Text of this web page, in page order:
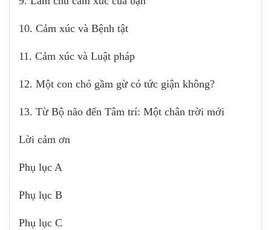
10. Cảm xúc và Bệnh tật
11. Cảm xúc và Luật pháp
12. Một con chó gầm gừ có tức giận không?
13. Từ Bộ não đến Tâm trí: Một chân trời mới
Lời cảm ơn
Phụ lục A
Phụ lục B
Phụ lục C